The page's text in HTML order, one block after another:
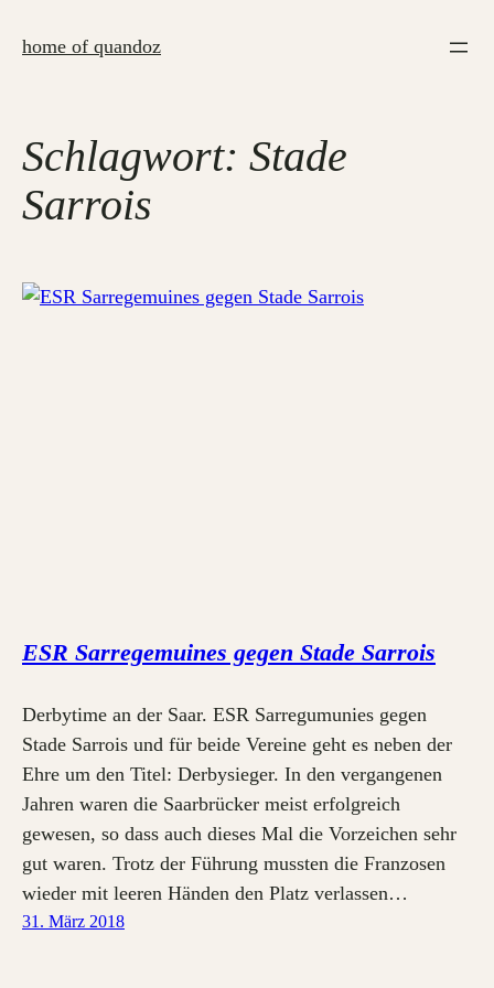
Inhalthome of quandoz
Schlagwort: Stade
Sarrois
ESR Sarregemuines gegen Stade Sarrois
Derbytime an der Saar. ESR Sarregumunies gegen
Stade Sarrois und für beide Vereine geht es neben der
Ehre um den Titel: Derbysieger. In den vergangenen
Jahren waren die Saarbrücker meist erfolgreich
gewesen, so dass auch dieses Mal die Vorzeichen sehr
gut waren. Trotz der Führung mussten die Franzosen
wieder mit leeren Händen den Platz verlassen…
31. März 2018